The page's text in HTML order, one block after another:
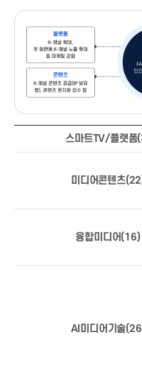
o
c
a
i
n
T
스마트TV/플랫폼
미디어콘텐츠
융합미디어(16)
AI미디어기술